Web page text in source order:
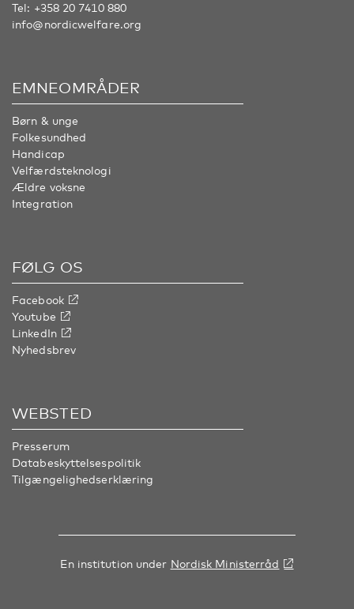
Tel: +358 20 7410 880
info@nordicwelfare.org
EMNEOMRÅDER
Børn & unge
Folkesundhed
Handicap
Velfærdsteknologi
Ældre voksne
Integration
FØLG OS
Facebook
Youtube
LinkedIn
Nyhedsbrev
WEBSTED
Presserum
Databeskyttelsespolitik
Tilgængelighedserklæring
En institution under Nordisk Ministerråd